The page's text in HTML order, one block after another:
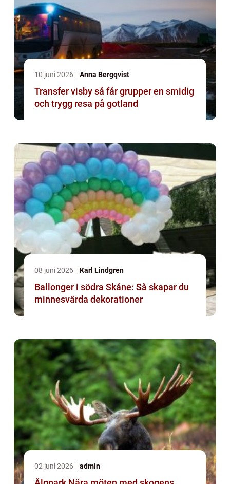
10 juni 2026 Anna Bergqvist
Transfer visby så får grupper en smidig
och trygg resa på gotland
08 juni 2026 Karl Lindgren
Ballonger i södra Skåne: Så skapar du
minnesvärda dekorationer
02 juni 2026 admin